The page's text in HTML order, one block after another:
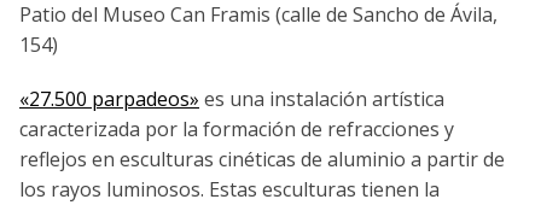
Patio del Museo Can Framis (calle de Sancho de Ávila,
154)
«27.500 parpadeos» es una instalación artística
caracterizada por la formación de refracciones y
reflejos en esculturas cinéticas de aluminio a partir de
los rayos luminosos. Estas esculturas tienen la